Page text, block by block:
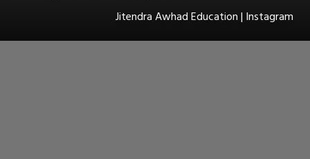
Jitendra Awhad Education | Instagram